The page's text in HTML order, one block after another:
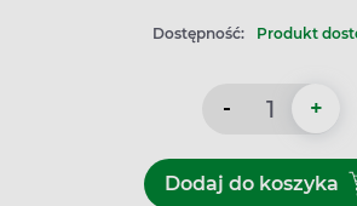
Dostępność: Produkt
- +
Dodaj do koszyka
Dodaj